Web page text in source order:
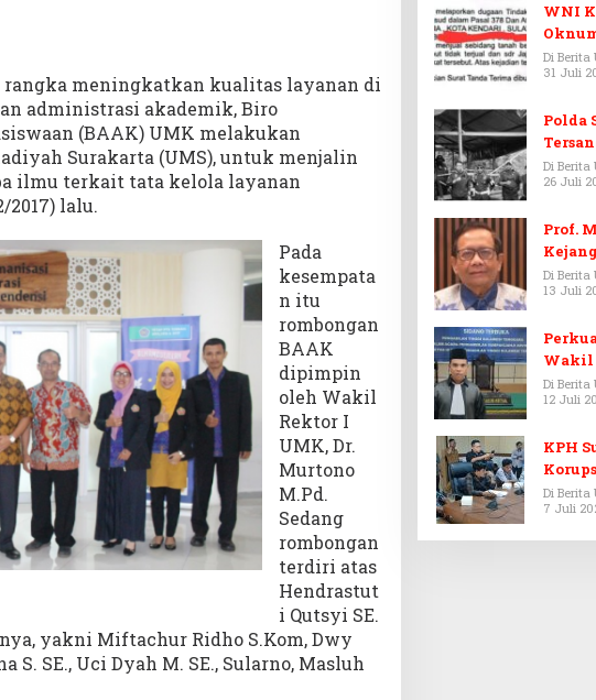
rangka meningkatkan kualitas layanan di
administrasi akademik, Biro
(BAAK) UMK melakukan
Surakarta (UMS), untuk menjalin
ilmu terkait tata kelola layanan
lalu.
Pada
kesempata
n itu
rombongan
BAAK
dipimpin
oleh Wakil
Rektor I
UMK, Dr.
Murtono
M.Pd.
Sedang
rombongan
terdiri atas
Hendrastut
i Qutsyi SE.
yakni Miftachur Ridho S.Kom, Dwy
S. SE., Uci Dyah M. SE., Sularno, Masluh
WNI
Di
31 Juli
Polda
Emas
Di Berita
26 Juli
Prof.
Febrie
Di
13 Juli
Wakil
Di
12 Juli
KPH
Sultra
Di
7 Juli